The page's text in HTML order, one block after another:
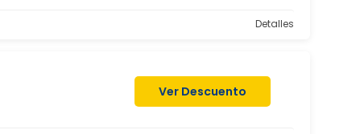
Detalles
Ver Descuento